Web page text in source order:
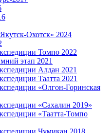
Охотск» 2024
Томпо 2022
этап 2021
Алдан 2021
Таатта 2021
«Олгон-Горинская
«Сахалин 2019»
«Таатта-Томпо
Чумикан 2018